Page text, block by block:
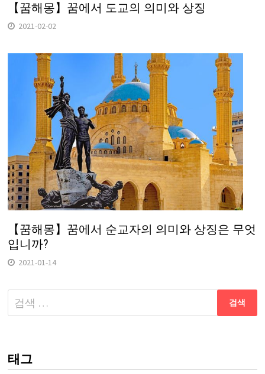
【꿈해몽】꿈에서 도교의 의미와 상징
2021-02-02
【꿈해몽】꿈에서 순교자의 의미와 상징은 무엇
입니까?
2021-01-14
다
음
태그